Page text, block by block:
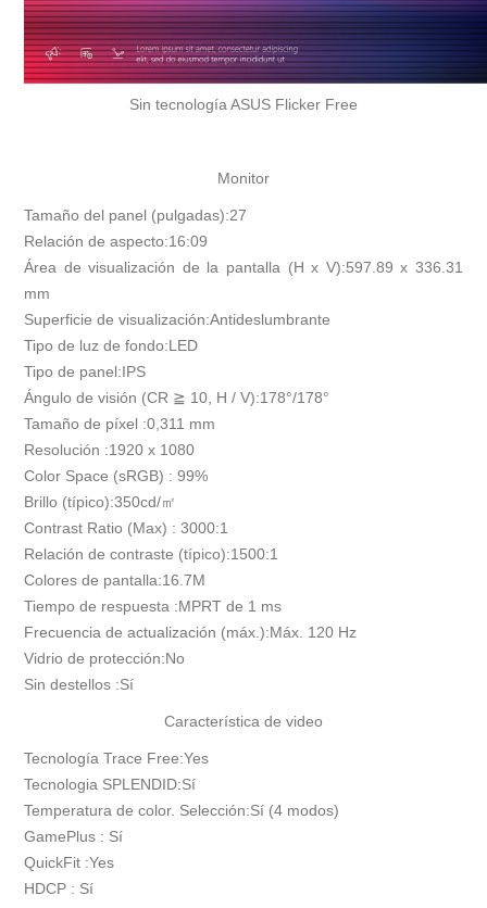
Sin tecnología ASUS Flicker Free
Monitor
Tamaño del panel (pulgadas):27
Relación de aspecto:16:09
Área de visualización de la pantalla (H x V):597.89 x 336.31
mm
Superficie de visualización:Antideslumbrante
Tipo de luz de fondo:LED
Tipo de panel:IPS
Ángulo de visión (CR ≧ 10, H / V):178°/178°
Tamaño de píxel :0,311 mm
Resolución :1920 x 1080
Color Space (sRGB) : 99%
Brillo (típico):350cd/㎡
Contrast Ratio (Max) : 3000:1
Relación de contraste (típico):1500:1
Colores de pantalla:16.7M
Tiempo de respuesta :MPRT de 1 ms
Frecuencia de actualización (máx.):Máx. 120 Hz
Vidrio de protección:No
Sin destellos :Sí
Característica de video
Tecnología Trace Free:Yes
Tecnologia SPLENDID:Sí
Temperatura de color. Selección:Sí (4 modos)
GamePlus : Sí
QuickFit :Yes
HDCP : Sí